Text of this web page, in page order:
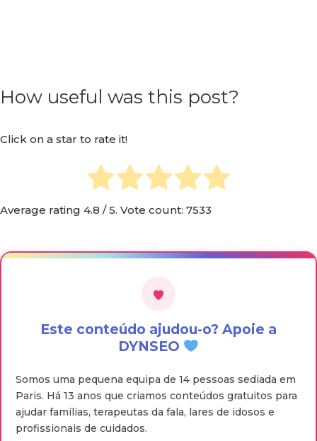
How useful was this post?
Click on a star to rate it!
Average rating 4.8 / 5. Vote count: 7533
Este conteúdo ajudou-o? Apoie a
DYNSEO
Somos uma pequena equipa de 14 pessoas sediada em
Paris. Há 13 anos que criamos conteúdos gratuitos para
ajudar famílias, terapeutas da fala, lares de idosos e
profissionais de cuidados.